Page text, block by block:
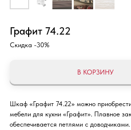
Графит 74.22
Скидка -30%
В КОРЗИНУ
Шкаф «Графит 74.22» можно
мебели для кухни «Графит». Плавное
обеспечивается петлями с